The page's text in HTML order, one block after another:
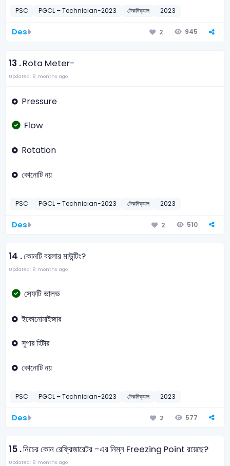
PSC PGCL – Technician-2023 টেকনিক্যাল 2023
Des 2 945
13 .Rota Meter-
Updated: 8 months ago
Pressure
Flow
Rotation
কোনোটি নয়
PSC PGCL – Technician-2023 টেকনিক্যাল 2023
Des 2 510
14 .কোনটি বয়লার মাউন্টিং?
Updated: 8 months ago
সেফটি ভালভ
ইকোনোমাইজার
সুপার হিটার
কোনোটি নয়
PSC PGCL – Technician-2023 টেকনিক্যাল 2023
Des 2 577
15 .নিচের কোন রেফ্রিজারেটর -এর নিম্ন Freezing Point রয়েছে?
Updated: 8 months ago